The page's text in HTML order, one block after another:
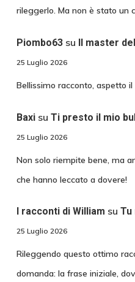
rileggerlo. Ma non è stato un
Piombo63su Il master
25 Luglio 2026
Bellissimo racconto, aspetto
Baxisu Ti presto il mio
25 Luglio 2026
Non solo riempite bene, ma
che hanno leccato a dovere!
I racconti di William su Tu
25 Luglio 2026
Rileggendo questo ottimo
domanda: la frase iniziale,